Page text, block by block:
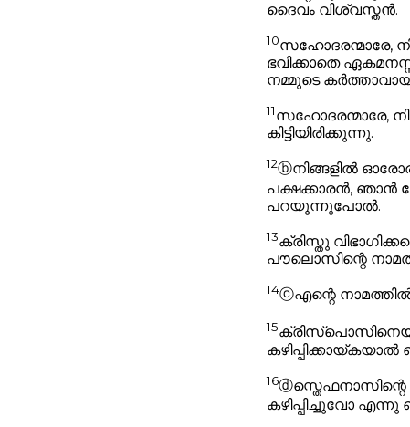
ദൈവം വിശ്വസ്തൻ.
10സഹോദരന്മാരേ,
ഭവിക്കാതെ
നമ്മുടെ
11സഹോദരന്മാരേ,
കിട്ടിയിരിക്കുന്നു.
12ⓑനിങ്ങളിൽ
പക്ഷക്കാരൻ, ഞാൻ
പറയുന്നുപോൽ.
13ക്രിസ്തു
പൗലൊസിന്റെ
14ⓒഎന്റെ
15
16ⓓ
കഴിപ്പിച്ചുവോ